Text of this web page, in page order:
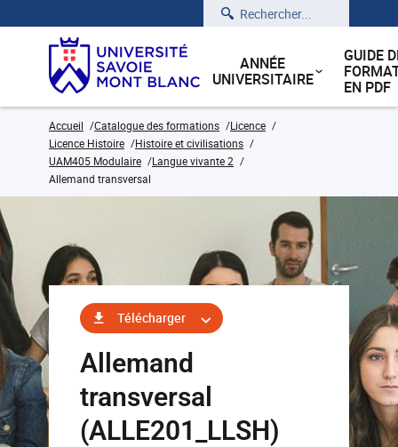
Rechercher
ANNÉE
UNIVERSITAIRE
GUIDE
EN PDF
Accueil Catalogue des formations
Licence
Licence Histoire
Histoire et civilisations
UAM405 Modulaire
Langue vivante 2
Allemand transversal
Télécharger
Allemand
transversal
(ALLE201_LLSH)